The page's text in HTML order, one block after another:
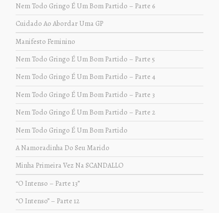
Nem Todo Gringo É Um Bom Partido – Parte 6
Cuidado Ao Abordar Uma GP
Manifesto Feminino
Nem Todo Gringo É Um Bom Partido – Parte 5
Nem Todo Gringo É Um Bom Partido – Parte 4
Nem Todo Gringo É Um Bom Partido – Parte 3
Nem Todo Gringo É Um Bom Partido – Parte 2
Nem Todo Gringo É Um Bom Partido
A Namoradinha Do Seu Marido
Minha Primeira Vez Na SCANDALLO
“O Intenso – Parte 13”
“O Intenso” – Parte 12